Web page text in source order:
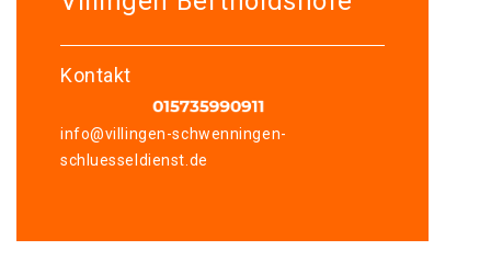
Kontakt
info@villingen-schwenningen-
schluesseldienst.de